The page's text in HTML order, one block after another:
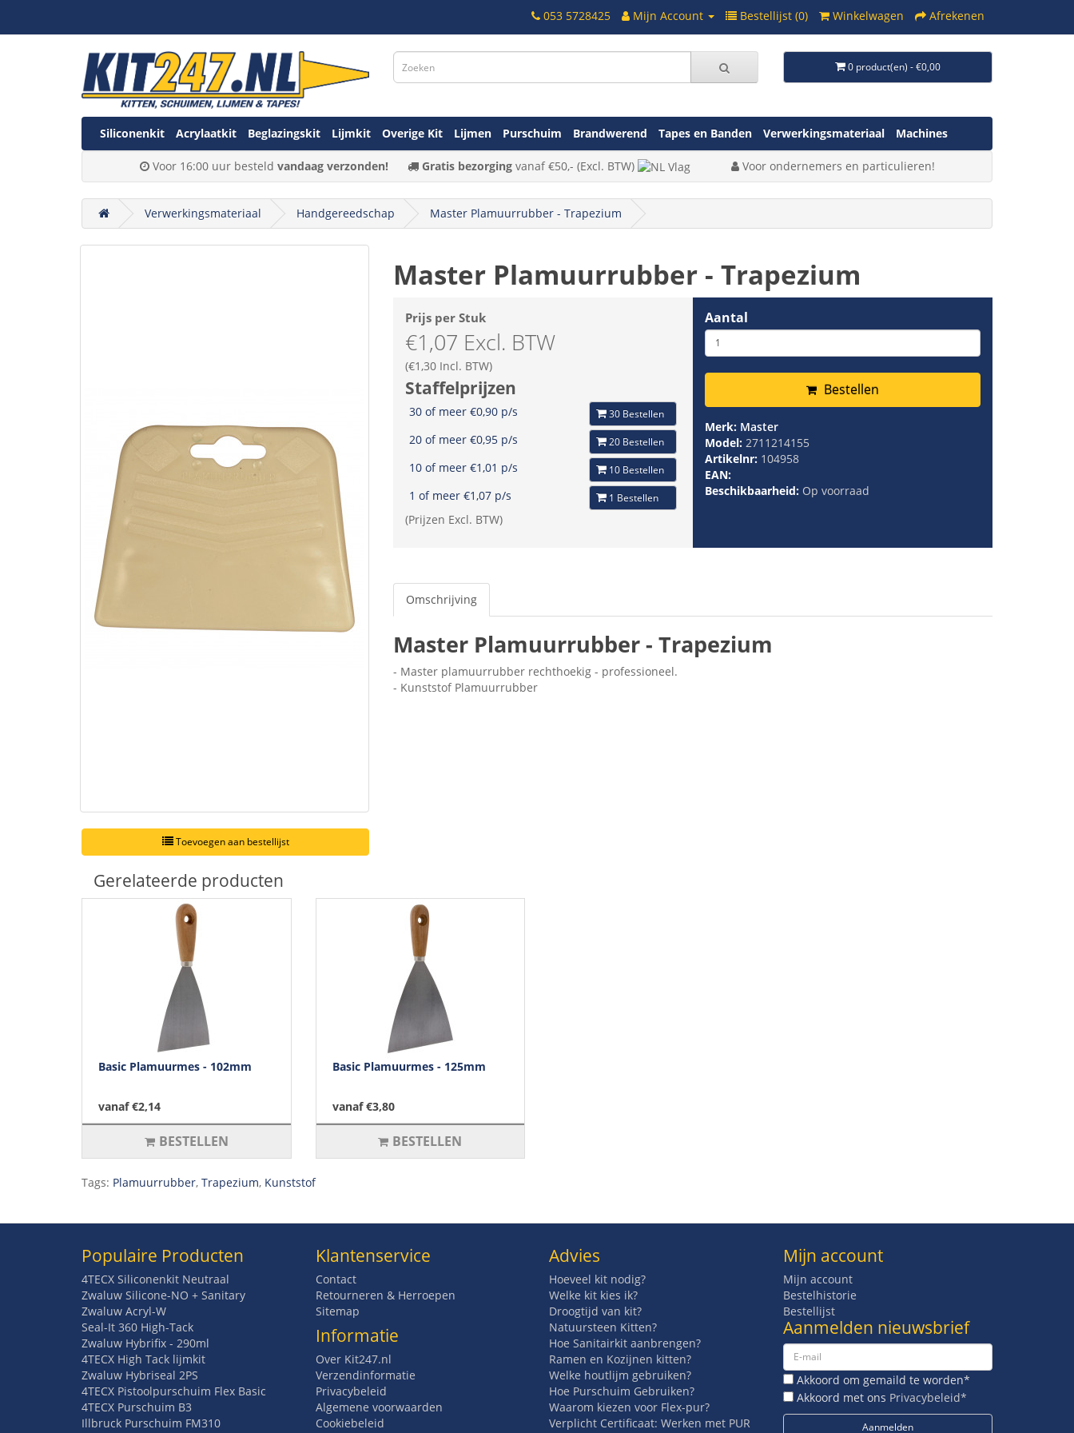
053 5728425 Mijn Account Bestellijst (0) Winkelwagen Afrekenen
0 product(en) - €0,00
Siliconenkit Acrylaatkit Beglazingskit Lijmkit Overige Kit Lijmen Purschuim Brandwerend Tapes en Banden Verwerkingsmateriaal Machines
Voor 16:00 uur besteld vandaag verzonden! Gratis bezorgingvanaf€50,- (Excl. BTW) Voor ondernemers en particulieren!
Verwerkingsmateriaal Handgereedschap Master Plamuurrubber - Trapezium
Toevoegen aan bestellijst
Master Plamuurrubber - Trapezium
Prijs per Stuk
€1,07 Excl. BTW
(€1,30 Incl. BTW)
Staffelprijzen
30 of meer €0,90 p/s 30 Bestellen
20 of meer €0,95 p/s 20 Bestellen
10 of meer €1,01 p/s 10 Bestellen
1 of meer €1,07 p/s 1 Bestellen
(Prijzen Excl. BTW)
Aantal
Bestellen
Merk: Master
Model: 2711214155
Artikelnr: 104958
EAN:
Beschikbaarheid: Op voorraad
Omschrijving
Master Plamuurrubber - Trapezium
- Master plamuurrubber rechthoekig - professioneel.
- Kunststof Plamuurrubber
Gerelateerde producten
Basic Plamuurmes - 102mm
vanaf €2,14
BESTELLEN
Basic Plamuurmes - 125mm
vanaf €3,80
BESTELLEN
Tags: Plamuurrubber, Trapezium, Kunststof
Populaire Producten
4TECX Siliconenkit Neutraal
Zwaluw Silicone-NO + Sanitary
Zwaluw Acryl-W
Seal-It 360 High-Tack
Zwaluw Hybrifix - 290ml
4TECX High Tack lijmkit
Zwaluw Hybriseal 2PS
4TECX Pistoolpurschuim Flex Basic
4TECX Purschuim B3
Illbruck Purschuim FM310
Klantenservice
Contact
Retourneren & Herroepen
Sitemap
Informatie
Over Kit247.nl
Verzendinformatie
Privacybeleid
Algemene voorwaarden
Cookiebeleid
Advies
Hoeveel kit nodig?
Welke kit kies ik?
Droogtijd van kit?
Natuursteen Kitten?
Hoe Sanitairkit aanbrengen?
Ramen en Kozijnen kitten?
Welke houtlijm gebruiken?
Hoe Purschuim Gebruiken?
Waarom kiezen voor Flex-pur?
Verplicht Certificaat: Werken met PUR
Mijn account
Mijn account
Bestelhistorie
Bestellijst
Aanmelden nieuwsbrief
Akkoord om gemaild te worden*
Akkoord met ons Privacybeleid*